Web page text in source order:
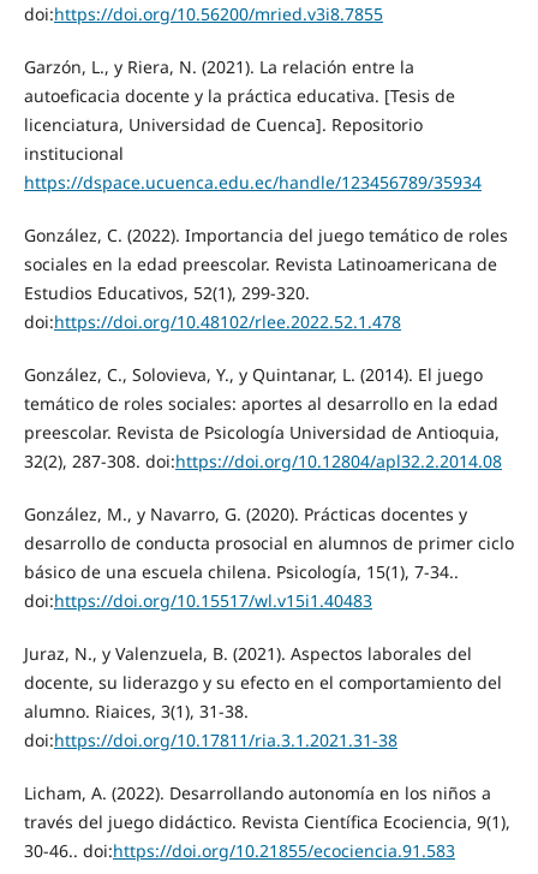
doi:https://doi.org/10.56200/mried.v3i8.7855
Garzón, L., y Riera, N. (2021). La relación entre la
autoeficacia docente y la práctica educativa. [Tesis de
licenciatura, Universidad de Cuenca]. Repositorio
institucional
https://dspace.ucuenca.edu.ec/handle/123456789/35934
González, C. (2022). Importancia del juego temático de roles
sociales en la edad preescolar. Revista Latinoamericana de
Estudios Educativos, 52(1), 299-320.
doi:https://doi.org/10.48102/rlee.2022.52.1.478
González, C., Solovieva, Y., y Quintanar, L. (2014). El juego
temático de roles sociales: aportes al desarrollo en la edad
preescolar. Revista de Psicología Universidad de Antioquia,
32(2), 287-308. doi:https://doi.org/10.12804/apl32.2.2014.08
González, M., y Navarro, G. (2020). Prácticas docentes y
desarrollo de conducta prosocial en alumnos de primer ciclo
básico de una escuela chilena. Psicología, 15(1), 7-34..
doi:https://doi.org/10.15517/wl.v15i1.40483
Juraz, N., y Valenzuela, B. (2021). Aspectos laborales del
docente, su liderazgo y su efecto en el comportamiento del
alumno. Riaices, 3(1), 31-38.
doi:https://doi.org/10.17811/ria.3.1.2021.31-38
Licham, A. (2022). Desarrollando autonomía en los niños a
través del juego didáctico. Revista Científica Ecociencia, 9(1),
30-46.. doi:https://doi.org/10.21855/ecociencia.91.583